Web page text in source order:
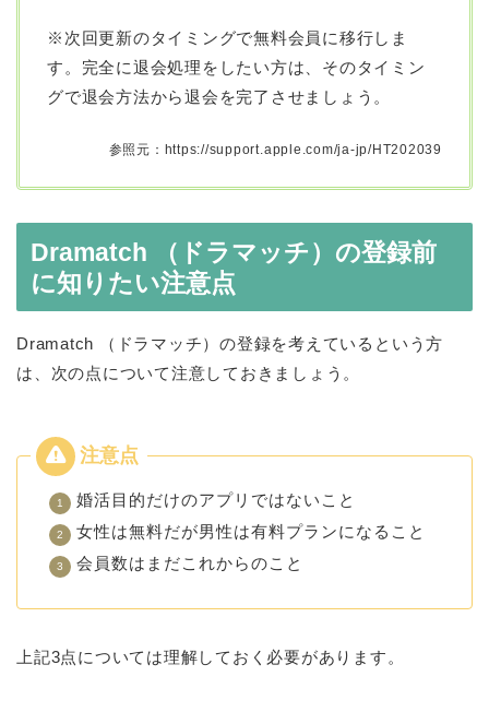
※次回更新のタイミングで無料会員に移行しま
す。完全に退会処理をしたい方は、そのタイミン
グで退会方法から退会を完了させましょう。
参照元：https://support.apple.com/ja-jp/HT202039
Dramatch （ドラマッチ）の登録前
に知りたい注意点
Dramatch （ドラマッチ）の登録を考えているという方
は、次の点について注意しておきましょう。
婚活目的だけのアプリではないこと
女性は無料だが男性は有料プランになること
会員数はまだこれからのこと
上記3点については理解しておく必要があります。